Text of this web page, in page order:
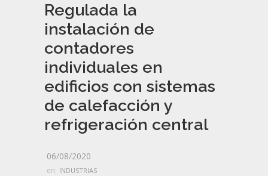
Regulada la
instalación de
contadores
individuales en
edificios con sistemas
de calefacción y
refrigeración central
06/08/2020
en: INDUSTRIAS